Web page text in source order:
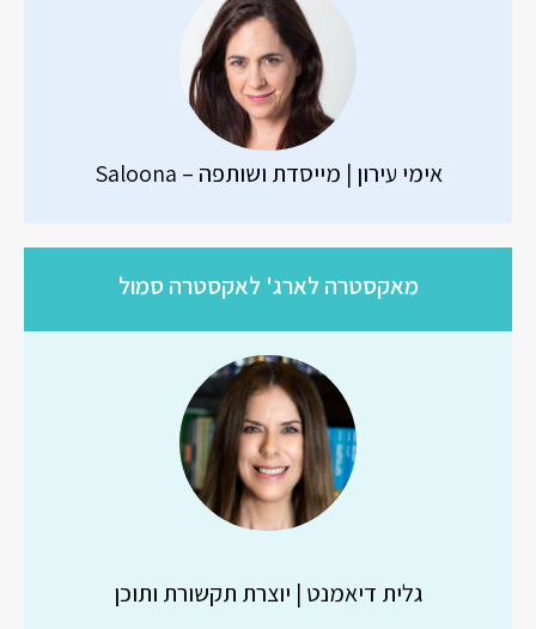
אימי עירון | מייסדת ושותפה – Saloona
מאקסטרה לארג' לאקסטרה סמול
גלית דיאמנט | יוצרת תקשורת ותוכן